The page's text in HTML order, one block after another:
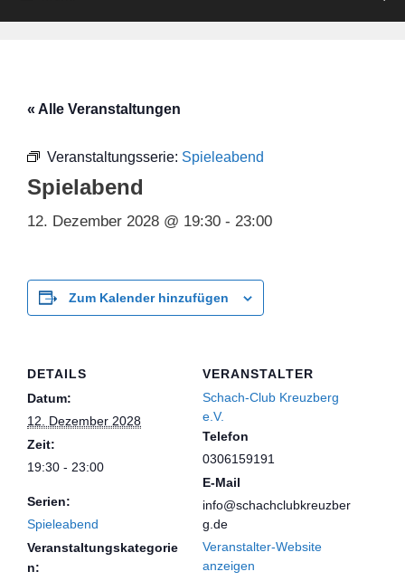
« Alle Veranstaltungen
Veranstaltungsserie: Spieleabend
Spielabend
12. Dezember 2028 @ 19:30 - 23:00
Zum Kalender hinzufügen
DETAILS
Datum:
12. Dezember 2028
Zeit:
19:30 - 23:00
Serien:
Spieleabend
Veranstaltungskategorie
n:
VERANSTALTER
Schach-Club Kreuzberg
e.V.
Telefon
0306159191
E-Mail
info@schachclubkreuzber
g.de
Veranstalter-Website
anzeigen